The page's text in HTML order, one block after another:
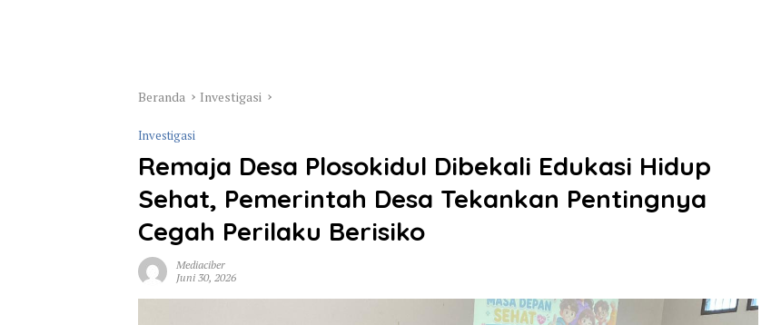
Beranda Investigasi
Investigasi
Remaja Desa Plosokidul Dibekali Edukasi Hidup
Sehat, Pemerintah Desa Tekankan Pentingnya
Cegah Perilaku Berisiko
Mediaciber
Juni 30, 2026